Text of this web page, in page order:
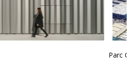
Parc